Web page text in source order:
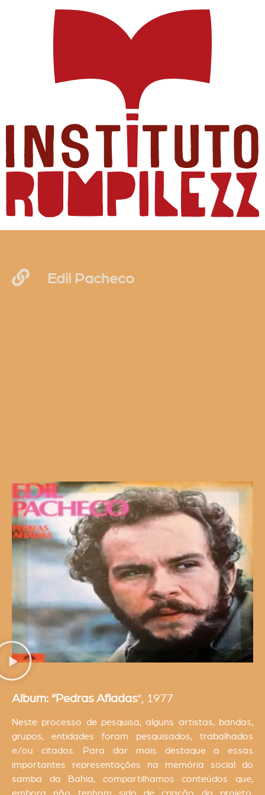
Edil Pacheco
Album: “Pedras Afiadas“, 1977
Neste processo de pesquisa, alguns artistas, bandas,
grupos, entidades foram pesquisados, trabalhados
e/ou citados. Para dar mais destaque a essas
importantes representações na memória social do
samba da Bahia, compartilhamos conteúdos que,